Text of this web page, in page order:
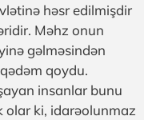
həsr edilmişdir
Məhz onun
gəlməsindən
qoydu.
insanlar bunu
olar ki, idarəolunmaz